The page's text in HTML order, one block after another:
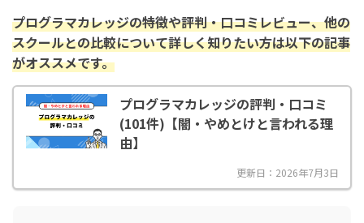
プログラマカレッジの特徴や評判・口コミレビュー、他の
スクールとの比較について詳しく知りたい方は以下の記事
がオススメです。
プログラマカレッジの評判・口コミ
(101件)【闇・やめとけと言われる理
由】
更新日：2026年7月3日